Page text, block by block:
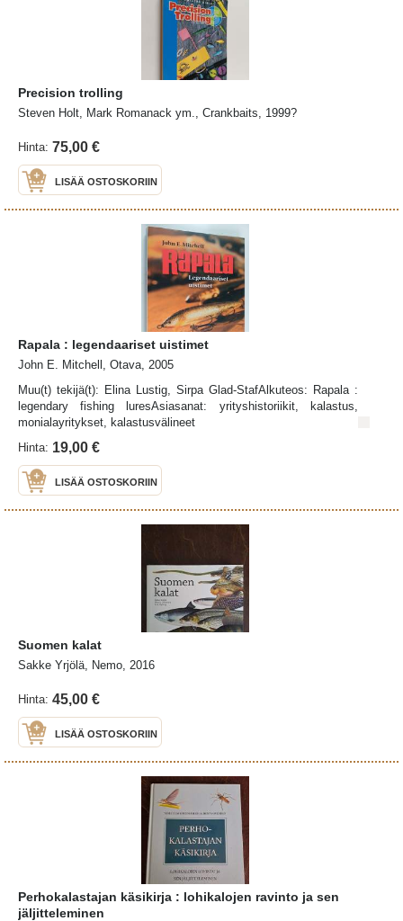
Precision trolling
Steven Holt, Mark Romanack ym., Crankbaits, 1999?
Hinta: 75,00 €
LISÄÄ OSTOSKORIIN
Rapala : legendaariset uistimet
John E. Mitchell, Otava, 2005
Muu(t) tekijä(t): Elina Lustig, Sirpa Glad-StafAlkuteos: Rapala :
legendary fishing luresAsiasanat: yrityshistoriikit, kalastus,
monialayritykset, kalastusvälineet
Hinta: 19,00 €
LISÄÄ OSTOSKORIIN
Suomen kalat
Sakke Yrjölä, Nemo, 2016
Hinta: 45,00 €
LISÄÄ OSTOSKORIIN
Perhokalastajan käsikirja : lohikalojen ravinto ja sen
jäljitteleminen